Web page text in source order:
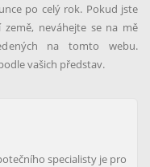
po celý rok. Pokud jste
neváhejte se na mě
na tomto webu.
vašich představ.
specialisty je pro